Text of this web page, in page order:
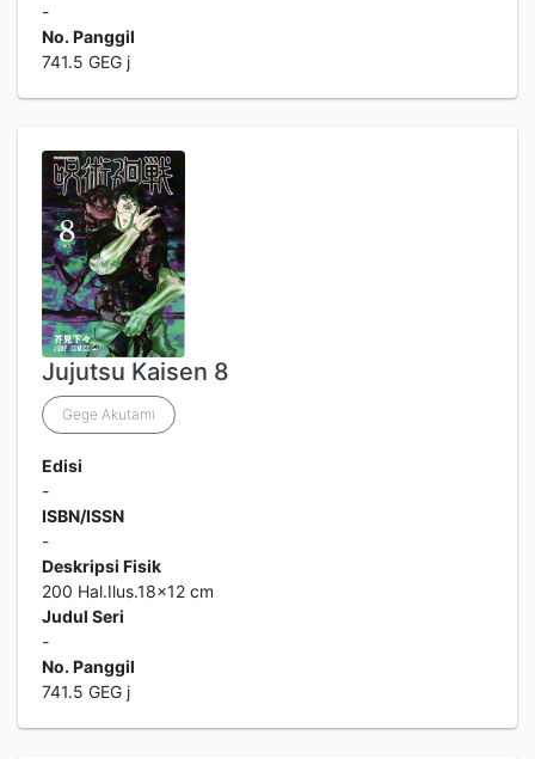
-
No. Panggil
741.5 GEG j
Jujutsu Kaisen 8
Gege Akutami
Edisi
-
ISBN/ISSN
-
Deskripsi Fisik
200 Hal.Ilus.18x12 cm
Judul Seri
-
No. Panggil
741.5 GEG j